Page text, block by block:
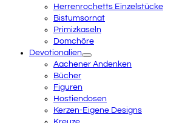
Herrenrochetts Einzelstücke
Bistumsornat
Primizkaseln
Domchöre
Devotionalien
Aachener Andenken
Bücher
Figuren
Hostiendosen
Kerzen-Eigene Designs